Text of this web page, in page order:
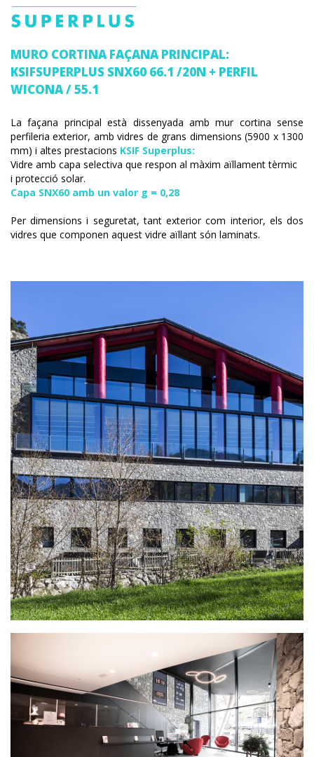
MURO CORTINA FAÇANA PRINCIPAL:
KSIFSUPERPLUS SNX60 66.1 /20N + PERFIL
WICONA / 55.1
La façana principal està dissenyada amb mur cortina sense
perfileria exterior, amb vidres de grans dimensions (5900 x 1300
mm) i altes prestacions KSIF Superplus:
Vidre amb capa selectiva que respon al màxim aïllament tèrmic
i protecció solar.
Capa SNX60 amb un valor g = 0,28
Per dimensions i seguretat, tant exterior com interior, els dos
vidres que componen aquest vidre aïllant són laminats.